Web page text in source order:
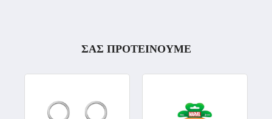
ΣΑΣ ΠΡΟΤΕΙΝΟΥΜΕ